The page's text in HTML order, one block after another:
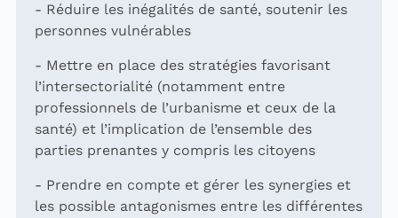
- Réduire les inégalités de santé, soutenir les
personnes vulnérables
- Mettre en place des stratégies favorisant
l’intersectorialité (notamment entre
professionnels de l’urbanisme et ceux de la
santé) et l’implication de l’ensemble des
parties prenantes y compris les citoyens
- Prendre en compte et gérer les synergies et
les possible antagonismes entre les différentes